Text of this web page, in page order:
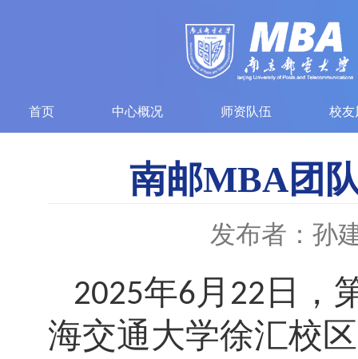
首页 中心概况 师资队伍 校友
南邮MBA团
发布者：孙
2025年6 月 22 日，
海交通大学徐汇校